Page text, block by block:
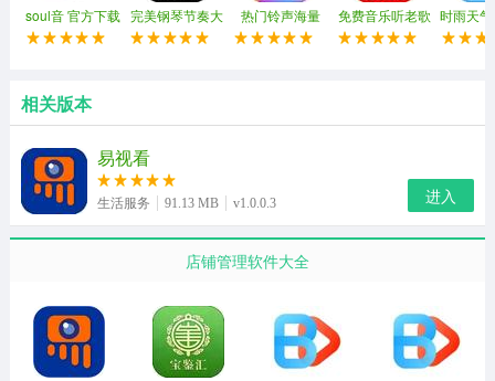
4、支持同时管理多个监控摄像头，方便用户进行统一监控
和管理。
soul音 官方下载
最新版
完美钢琴节奏大
师
热门铃声海量 免费音乐听老歌 时雨天
版
相关版本
易视看
生活服务 91.13 MB v1.0.0.3 进入
店铺管理软件大全